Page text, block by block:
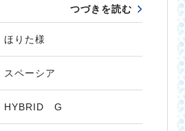
つづきを読む
ほりた様
スペーシア
HYBRID G